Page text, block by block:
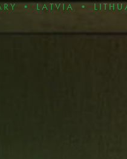
• LITHUANIA